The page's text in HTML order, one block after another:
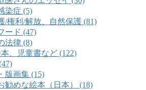
染症 (5)
/権利/解放、自然保護 (81)
ード (47)
法律 (8)
、児童書など (122)
版画集 (15)
勧めな絵本（日本） (18)